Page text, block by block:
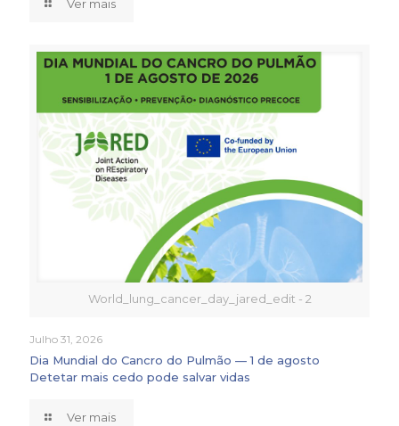
Ver mais
World_lung_cancer_day_jared_edit - 2
Julho 31, 2026
Dia Mundial do Cancro do Pulmão — 1 de agosto
Detetar mais cedo pode salvar vidas
Ver mais